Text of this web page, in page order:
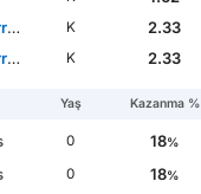
K
2.33
K 2.33
Yaş Kazanma %
0 18%
0 18%